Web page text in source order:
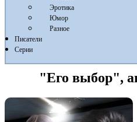
Эротика
Юмор
Разное
Писатели
Серии
"Его выбор",